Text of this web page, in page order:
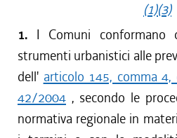
(1)(3)
1. I Comuni
strumenti urbanistici alle
dell' articolo 145, comma
42/2004 , secondo le
normativa regionale in